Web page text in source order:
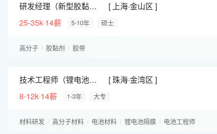
研发经理（新型胶黏剂/胶带）
上海·金山区
25-35k·14薪
5-10年 硕士
高分子 胶黏剂 胶带
技术工程师（锂电池隔膜）
珠海·金湾区
8-12k·14薪
1-3年 大专
材料研发 高分子材料 电池材料 锂电池隔膜
电池工程师